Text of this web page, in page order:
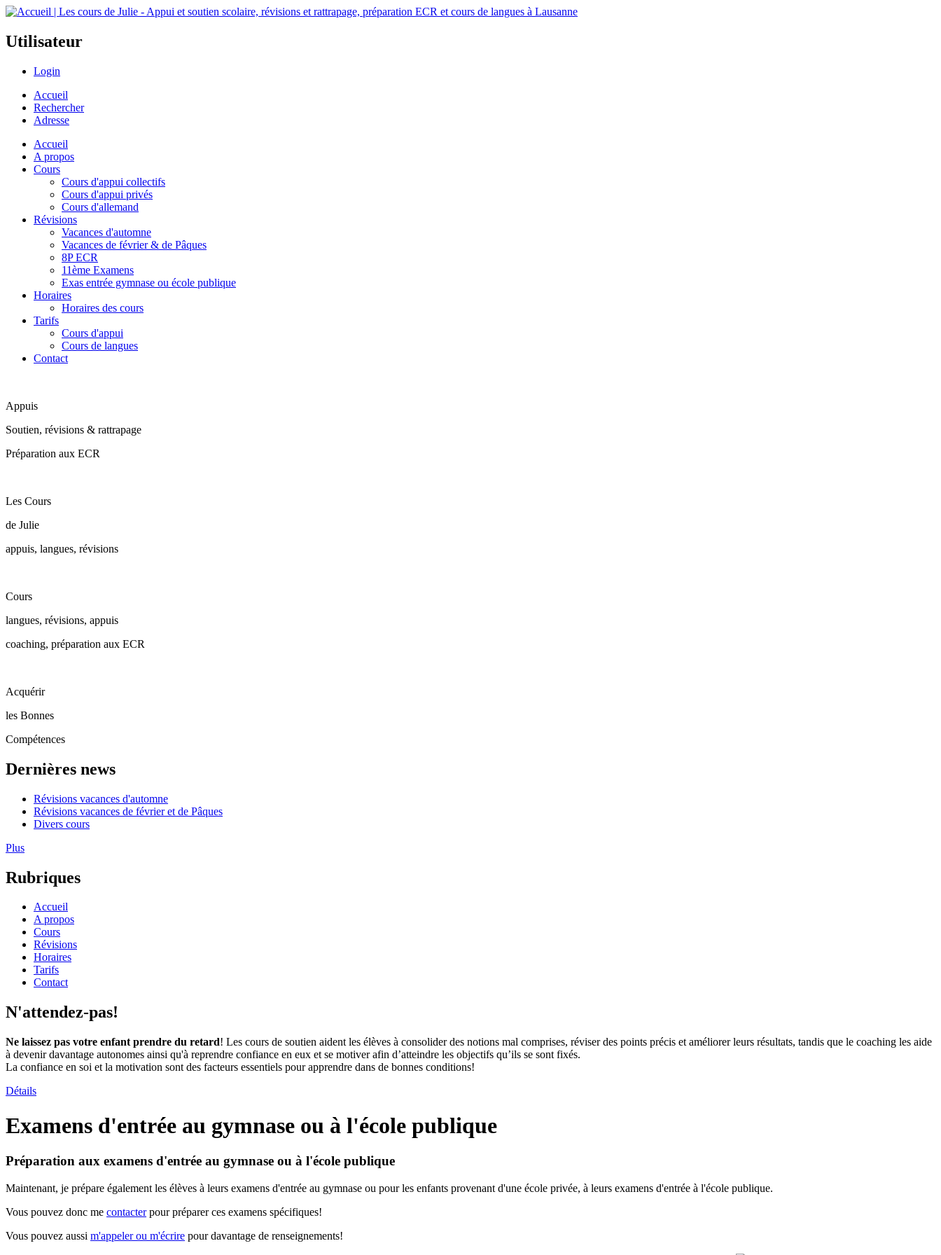
Utilisateur
Login
Accueil
Rechercher
Adresse
Accueil
A propos
Cours
Cours d'appui collectifs
Cours d'appui privés
Cours d'allemand
Révisions
Vacances d'automne
Vacances de février & de Pâques
8P ECR
11ème Examens
Exas entrée gymnase ou école publique
Horaires
Horaires des cours
Tarifs
Cours d'appui
Cours de langues
Contact
Appuis
Soutien, révisions & rattrapage
Préparation aux ECR
Les Cours
de Julie
appuis, langues, révisions
Cours
langues, révisions, appuis
coaching, préparation aux ECR
Acquérir
les Bonnes
Compétences
Dernières news
Révisions vacances d'automne
Révisions vacances de février et de Pâques
Divers cours
Plus
Rubriques
Accueil
A propos
Cours
Révisions
Horaires
Tarifs
Contact
N'attendez-pas!
Ne laissez pas votre enfant prendre du retard! Les cours de soutien aident les élèves à consolider des notions mal comprises, réviser des points précis et améliorer leurs résultats, tandis que le coaching les aide
à devenir davantage autonomes ainsi qu'à reprendre confiance en eux et se motiver afin d’atteindre les objectifs qu’ils se sont fixés.
La confiance en soi et la motivation sont des facteurs essentiels pour apprendre dans de bonnes conditions!
Détails
Examens d'entrée au gymnase ou à l'école publique
Préparation aux examens d'entrée au gymnase ou à l'école publique
Maintenant, je prépare également les élèves à leurs examens d'entrée au gymnase ou pour les enfants provenant d'une école privée, à leurs examens d'entrée à l'école publique.
Vous pouvez donc me contacterpour préparer ces examens spécifiques!
Vous pouvez aussi m'appeler ou m'écrire pour davantage de renseignements!